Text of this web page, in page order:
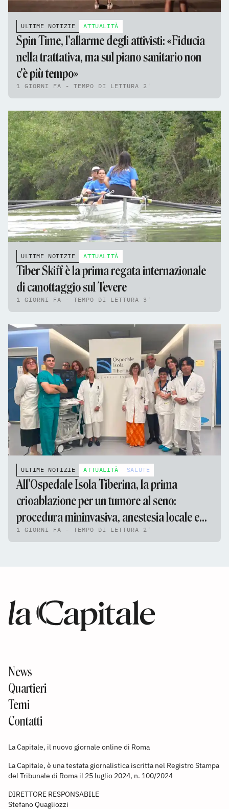
ULTIME NOTIZIE ATTUALITÀ
Spin Time, l'allarme degli attivisti: «Fiducia
nella trattativa, ma sul piano sanitario non
c'è più tempo»
1 GIORNI FA - TEMPO DI LETTURA 2'
ULTIME NOTIZIE ATTUALITÀ
Tiber Skiff è la prima regata internazionale
di canottaggio sul Tevere
1 GIORNI FA - TEMPO DI LETTURA 3'
ULTIME NOTIZIE ATTUALITÀ SALUTE
All’Ospedale Isola Tiberina, la prima
crioablazione per un tumore al seno:
procedura mininvasiva, anestesia locale e
nessun ricovero
1 GIORNI FA - TEMPO DI LETTURA 2'
News
Quartieri
Temi
Contatti
La Capitale, il nuovo giornale online di Roma
La Capitale, è una testata giornalistica iscritta nel Registro Stampa
del Tribunale di Roma il 25 luglio 2024, n. 100/2024
DIRETTORE RESPONSABILE
Stefano Quagliozzi